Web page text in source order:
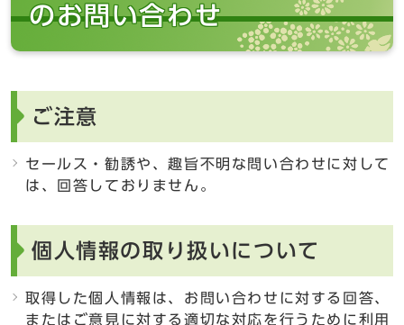
のお問い合わせ
ご注意
セールス・勧誘や、趣旨不明な問い合わせに対して
は、回答しておりません。
個人情報の取り扱いについて
取得した個人情報は、お問い合わせに対する回答、
またはご意見に対する適切な対応を行うために利用